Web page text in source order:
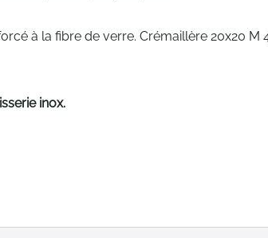
à la fibre de verre. Crémaillère 20x20 M
inox.